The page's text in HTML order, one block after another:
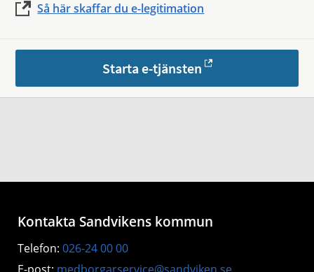
Så här skaffar du e-legitimation
Starta e-tjänsten
Kontakta Sandvikens kommun
Telefon: 026-24 00 00